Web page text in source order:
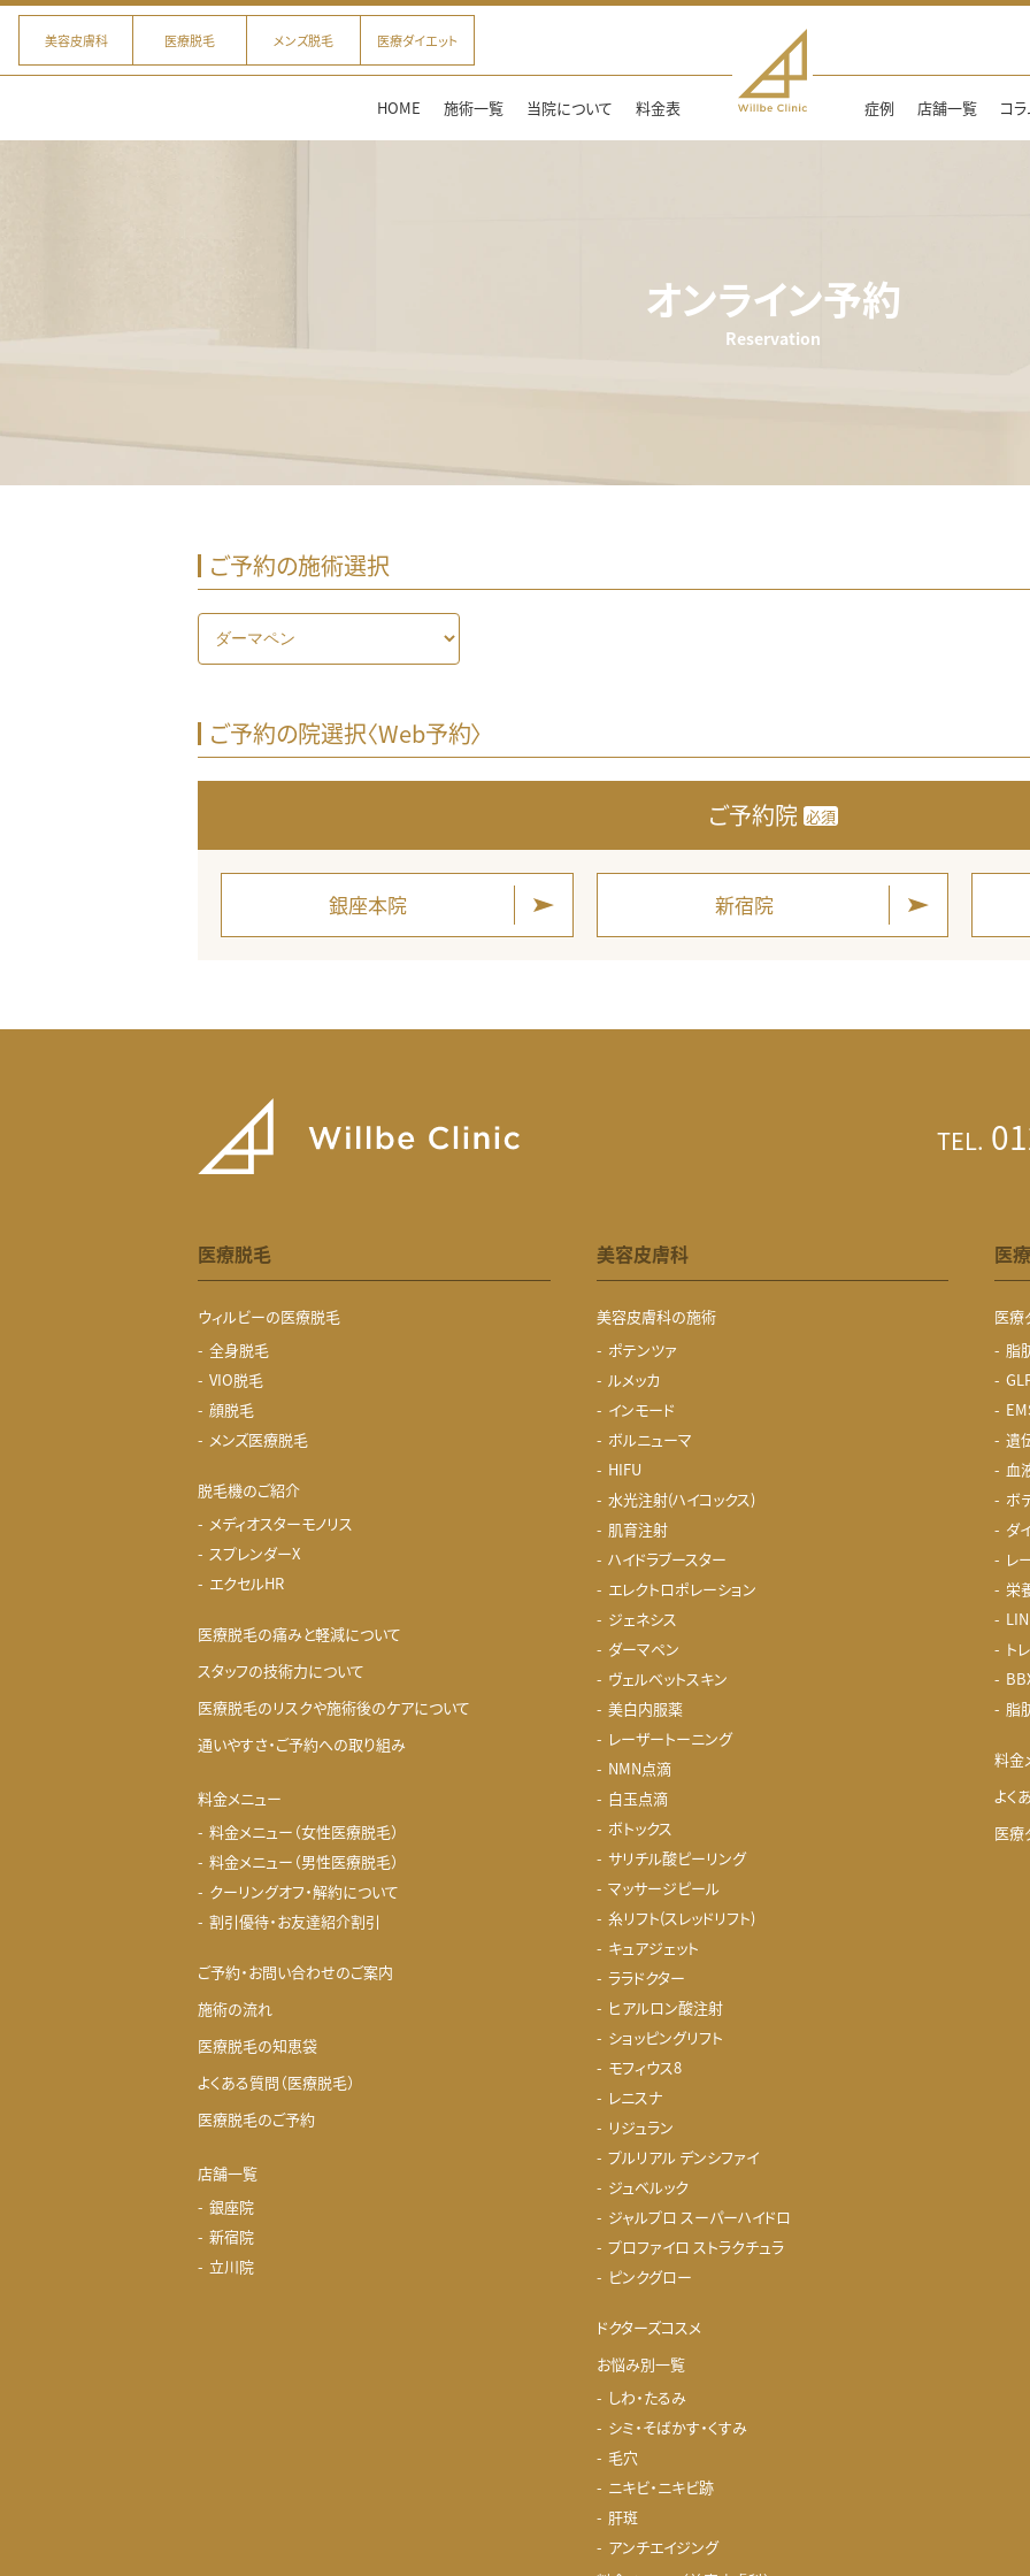
美容皮膚科 医療脱毛 メンズ脱毛 医療ダイエット
HOME 施術一覧 当院について 料金表 症例 店舗一覧 コ
オンライン予約
Reservation
ご予約の施術選択
ご予約の院選択〈Web予約〉
ご予約院 必須
銀座本院 新宿院
TEL.
医療脱毛
ウィルビーの医療脱毛
全身脱毛
VIO脱毛
顔脱毛
メンズ医療脱毛
脱毛機のご紹介
メディオスターモノリス
スプレンダーX
エクセルHR
医療脱毛の痛みと軽減について
スタッフの技術力について
医療脱毛のリスクや施術後のケアについて
通いやすさ・ご予約への取り組み
料金メニュー
料金メニュー（女性医療脱毛）
料金メニュー（男性医療脱毛）
クーリングオフ・解約について
割引優待・お友達紹介割引
ご予約・お問い合わせのご案内
施術の流れ
医療脱毛の知恵袋
よくある質問（医療脱毛）
医療脱毛のご予約
店舗一覧
銀座院
新宿院
立川院
美容皮膚科
美容皮膚科の施術
ポテンツァ
ルメッカ
インモード
ボルニューマ
HIFU
水光注射(ハイコックス)
肌育注射
ハイドラブースター
エレクトロポレーション
ジェネシス
ダーマペン
ヴェルベットスキン
美白内服薬
レーザートーニング
NMN点滴
白玉点滴
ボトックス
サリチル酸ピーリング
マッサージピール
糸リフト(スレッドリフト)
キュアジェット
ララドクター
ヒアルロン酸注射
ショッピングリフト
モフィウス8
レニスナ
リジュラン
プルリアル デンシファイ
ジュベルック
ジャルプロ スーパーハイドロ
プロファイロ ストラクチュラ
ピンクグロー
ドクターズコスメ
お悩み別一覧
しわ・たるみ
シミ・そばかす・くすみ
毛穴
ニキビ・ニキビ跡
肝斑
アンチエイジング
医
医療
脂
遺
血
ボ
ダ
レ
栄
ト
脂
料金
よく
医療